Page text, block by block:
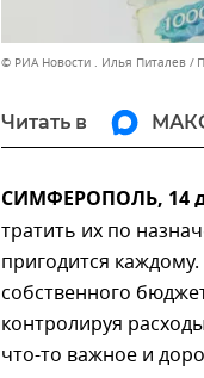
© РИА Новости . Илья Питалев
Читать в
СИМФЕРОПОЛЬ, 14
тратить их по
пригодится
собственного
контролируя
что-то важное и